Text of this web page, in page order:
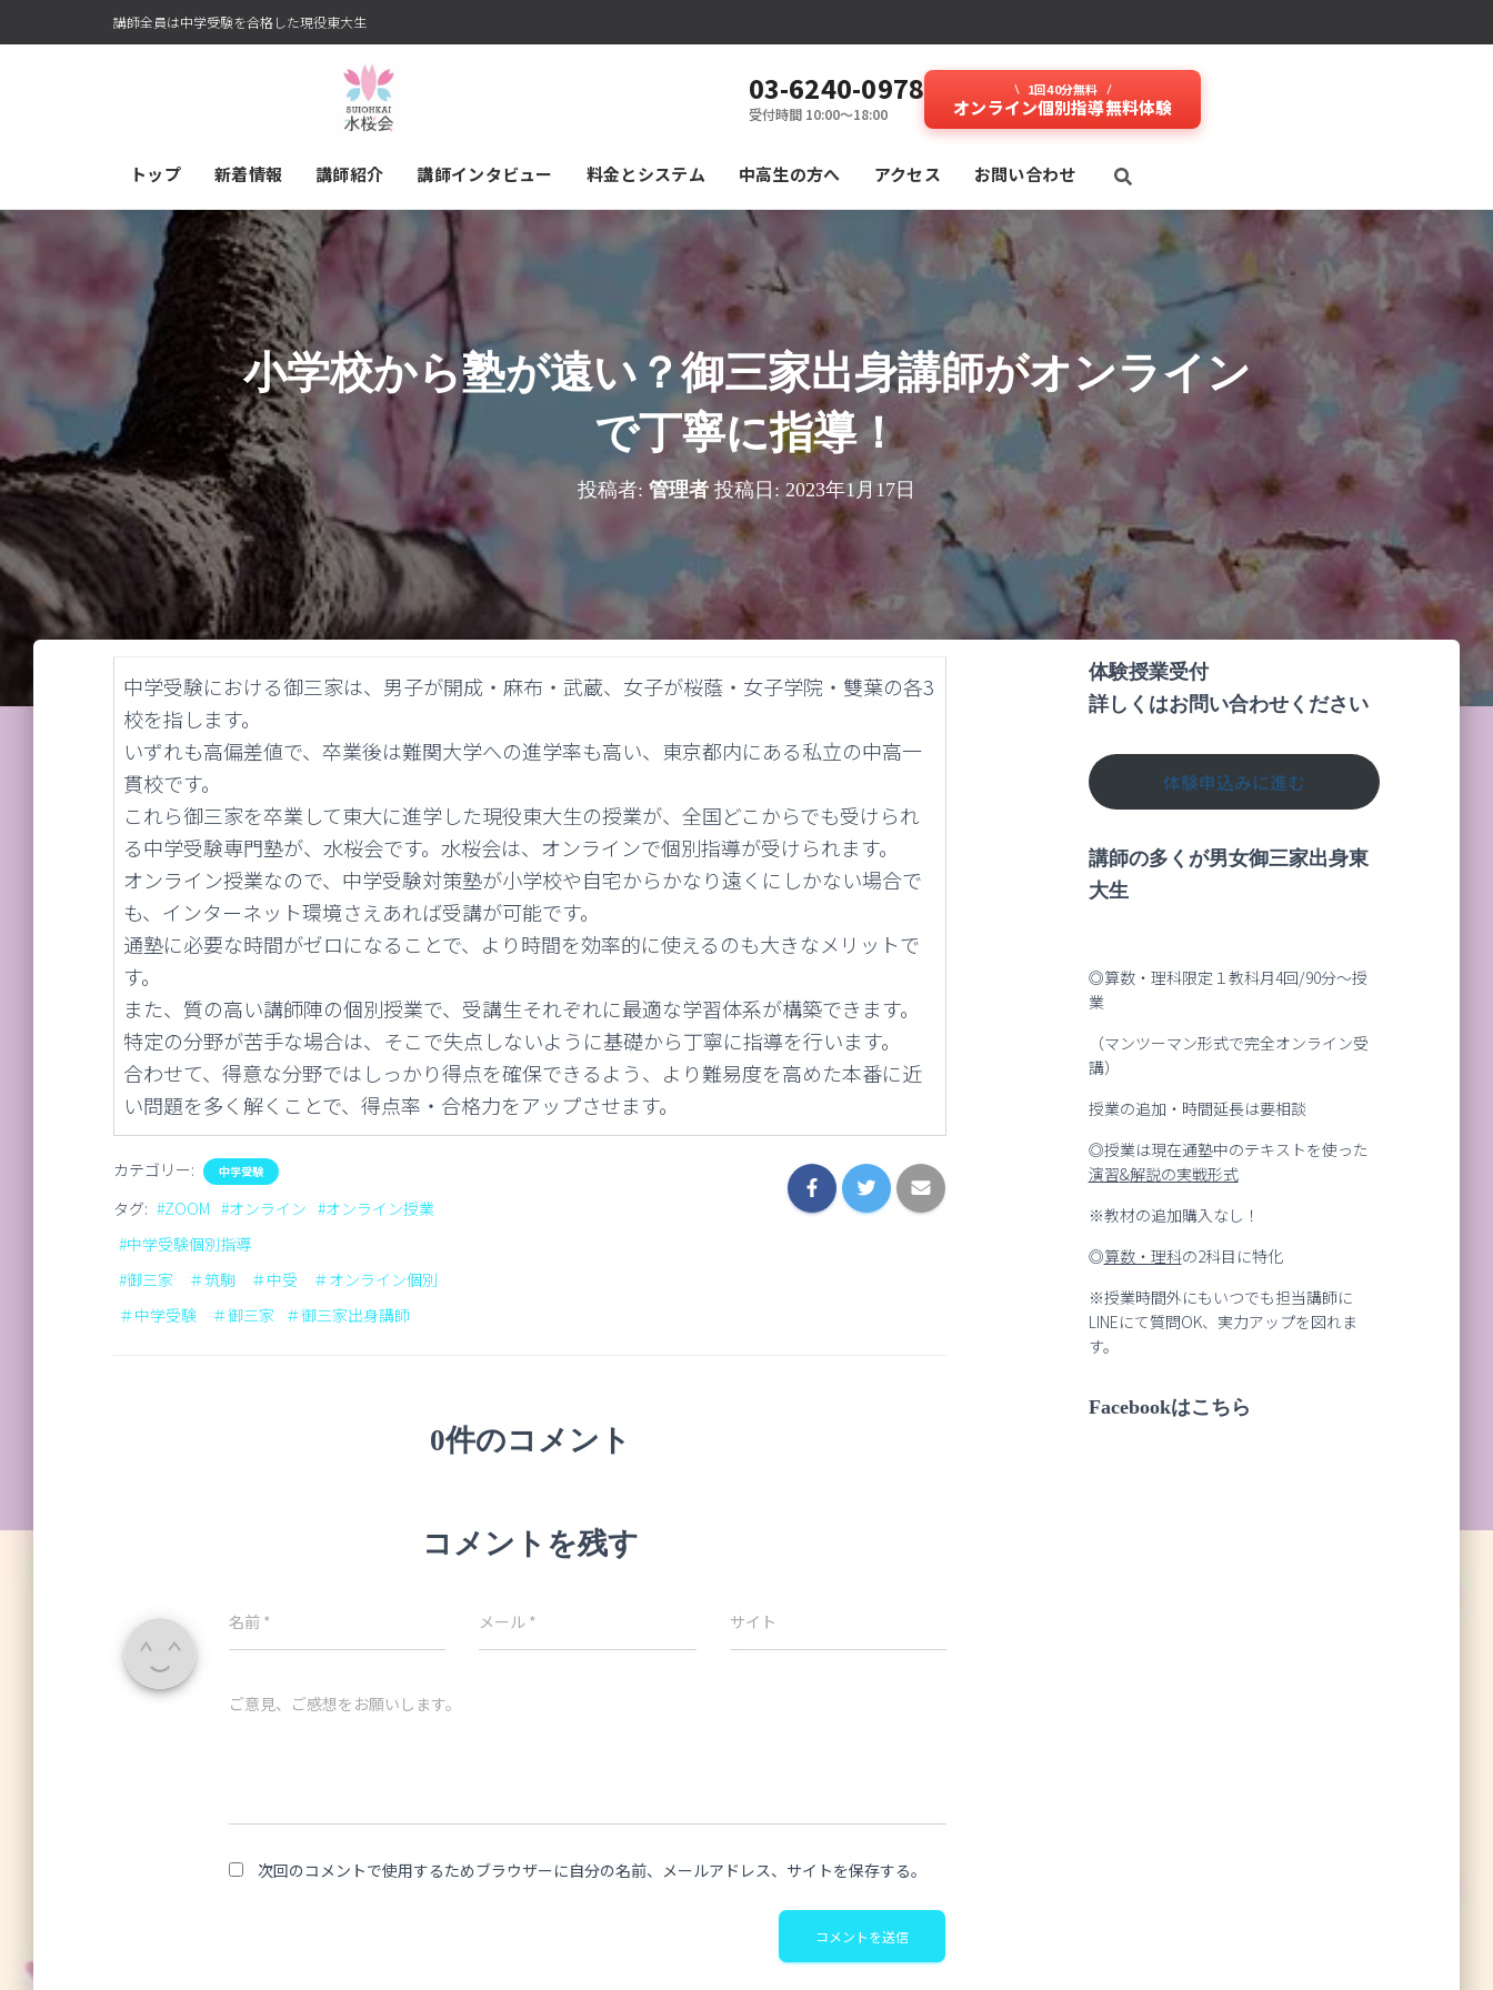
講師全員は中学受験を合格した現役東大生
03-6240-0978
受付時間 10:00～18:00
1回40分無料
オンライン個別指導無料体験
トップ 新着情報 講師紹介 講師インタビュー 料⾦とシステム 中高生の方へ アクセス お問い合わせ
小学校から塾が遠い？御三家出身講師がオンライン
で丁寧に指導！
投稿者: 管理者 投稿日:2023年1月17日
中学受験における御三家は、男子が開成・麻布・武蔵、女子が桜蔭・女子学院・雙葉の各3
校を指します。
いずれも高偏差値で、卒業後は難関大学への進学率も高い、東京都内にある私立の中高一
貫校です。
これら御三家を卒業して東大に進学した現役東大生の授業が、全国どこからでも受けられ
る中学受験専門塾が、水桜会です。水桜会は、オンラインで個別指導が受けられます。
オンライン授業なので、中学受験対策塾が小学校や自宅からかなり遠くにしかない場合で
も、インターネット環境さえあれば受講が可能です。
通塾に必要な時間がゼロになることで、より時間を効率的に使えるのも大きなメリットで
す。
また、質の高い講師陣の個別授業で、受講生それぞれに最適な学習体系が構築できます。
特定の分野が苦手な場合は、そこで失点しないように基礎から丁寧に指導を行います。
合わせて、得意な分野ではしっかり得点を確保できるよう、より難易度を高めた本番に近
い問題を多く解くことで、得点率・合格力をアップさせます。
カテゴリー: 中学受験
タグ: #ZOOM #オンライン #オンライン授業
#中学受験個別指導
#御三家 ＃筑駒 ＃中受 ＃オンライン個別
＃中学受験 ＃御三家
＃御三家出身講師
0件のコメント
コメントを残す
名前 * メール * サイト
ご意見、ご感想をお願いします。
次回のコメントで使用するためブラウザーに自分の名前、メールアドレス、サイトを保存する。
体験授業受付
詳しくはお問い合わせください
体験申込みに進む
講師の多くが男女御三家出身東
大生
◎算数・理科限定１教科月4回/90分～授
業
（マンツーマン形式で完全オンライン受
講）
授業の追加・時間延長は要相談
◎授業は現在通塾中のテキストを使った
演習&解説の実戦形式
※教材の追加購入なし！
◎算数・理科の2科目に特化
※授業時間外にもいつでも担当講師に
LINEにて質問OK、実力アップを図れま
す。
Facebookはこちら